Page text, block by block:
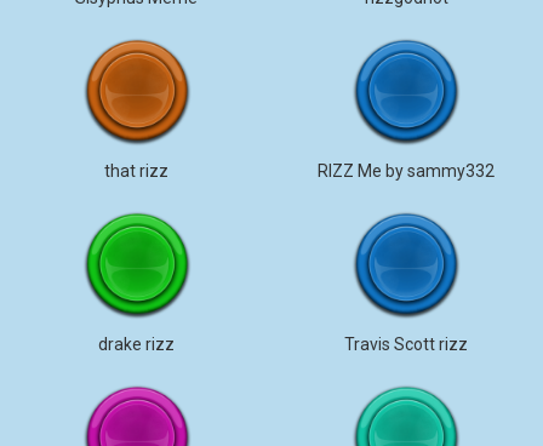
that rizz RIZZ Me by sammy332
drake rizz Travis Scott rizz